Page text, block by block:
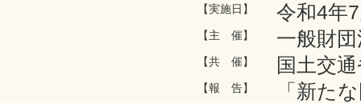
【実施日】 令和4年
【主 催】 一般財
【共 催】 国土交
【報 告】
「新た